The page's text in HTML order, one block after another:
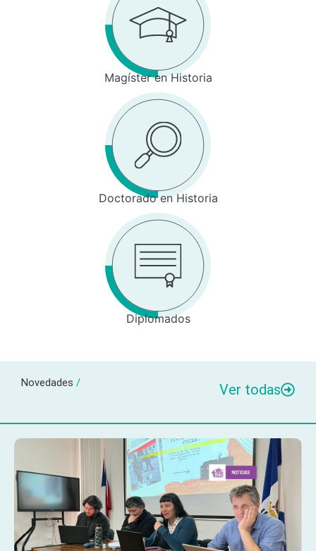
Magíster en Historia
Doctorado en Historia
Diplomados
Novedades / Ver todas